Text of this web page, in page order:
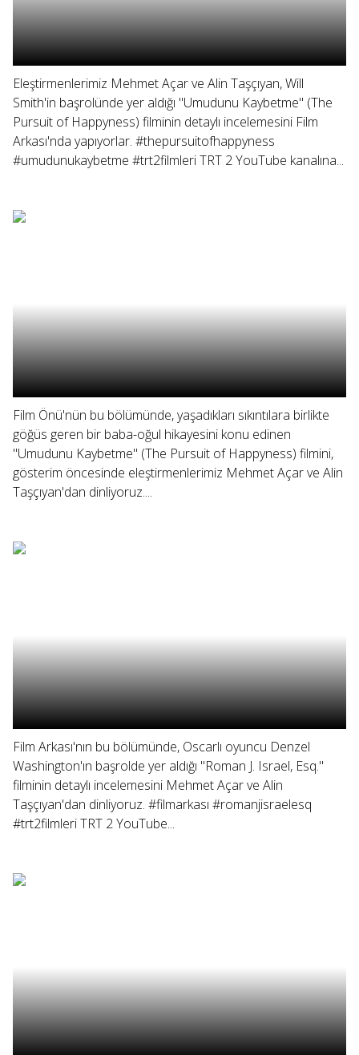
Eleştirmenlerimiz Mehmet Açar ve Alin Taşçıyan, Will
Smith'in başrolünde yer aldığı "Umudunu Kaybetme" (The
Pursuit of Happyness) filminin detaylı incelemesini Film
Arkası'nda yapıyorlar. #thepursuitofhappyness
#umudunukaybetme #trt2filmleri TRT 2 YouTube kanalına...
Film Önü'nün bu bölümünde, yaşadıkları sıkıntılara birlikte
göğüs geren bir baba-oğul hikayesini konu edinen
"Umudunu Kaybetme" (The Pursuit of Happyness) filmini,
gösterim öncesinde eleştirmenlerimiz Mehmet Açar ve Alin
Taşçıyan'dan dinliyoruz....
Film Arkası'nın bu bölümünde, Oscarlı oyuncu Denzel
Washington'ın başrolde yer aldığı "Roman J. Israel, Esq."
filminin detaylı incelemesini Mehmet Açar ve Alin
Taşçıyan'dan dinliyoruz. #filmarkası #romanjisraelesq
#trt2filmleri TRT 2 YouTube...